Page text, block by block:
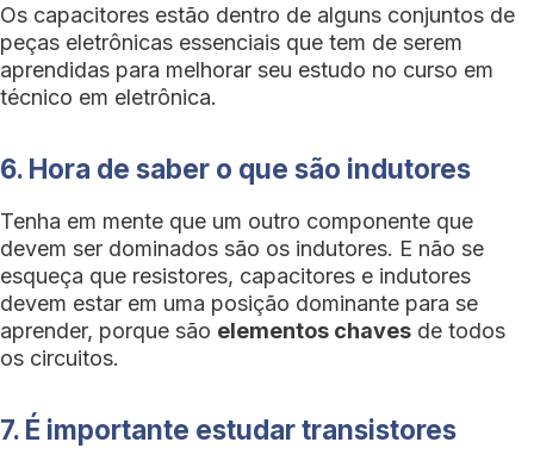
Os capacitores estão dentro de alguns conjuntos de
peças eletrônicas essenciais que tem de serem
aprendidas para melhorar seu estudo no curso em
técnico em eletrônica.
6. Hora de saber o que são indutores
Tenha em mente que um outro componente que
devem ser dominados são os indutores. E não se
esqueça que resistores, capacitores e indutores
devem estar em uma posição dominante para se
aprender, porque são elementos chaves de todos
os circuitos.
7. É importante estudar transistores